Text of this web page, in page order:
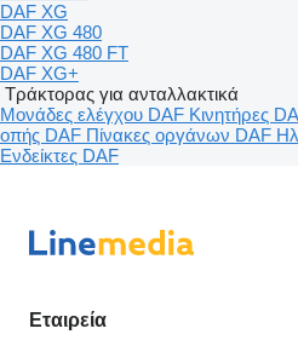
DAF XG
DAF XG 480
DAF XG 480 FT
DAF XG+
Τράκτορας για ανταλλακτικά
Μονάδες ελέγχου DAF Κινητήρες
οπής DAF Πίνακες οργάνων DAF
Ενδείκτες DAF
Εταιρεία